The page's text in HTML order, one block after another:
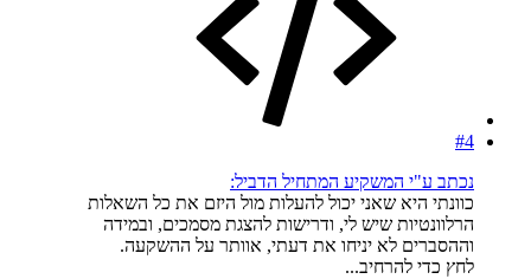
#4
נכתב ע"י המשקיע המתחיל הדביל:
כוונתי היא שאני יכול להעלות מול היזם את כל השאלות
הרלוונטיות שיש לי, ודרישות להצגת מסמכים, ובמידה
וההסברים לא יניחו את דעתי, אוותר על ההשקעה.
לחץ כדי להרחיב...